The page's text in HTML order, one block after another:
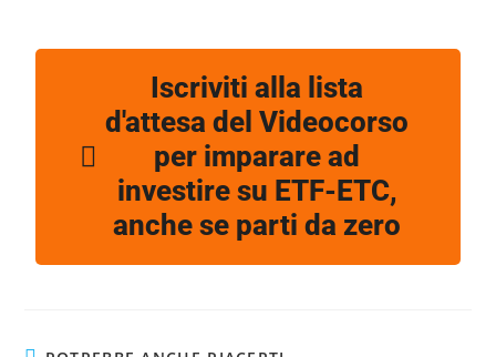
Iscriviti alla lista
d'attesa del Videocorso
per imparare ad
investire su ETF-ETC,
anche se parti da zero